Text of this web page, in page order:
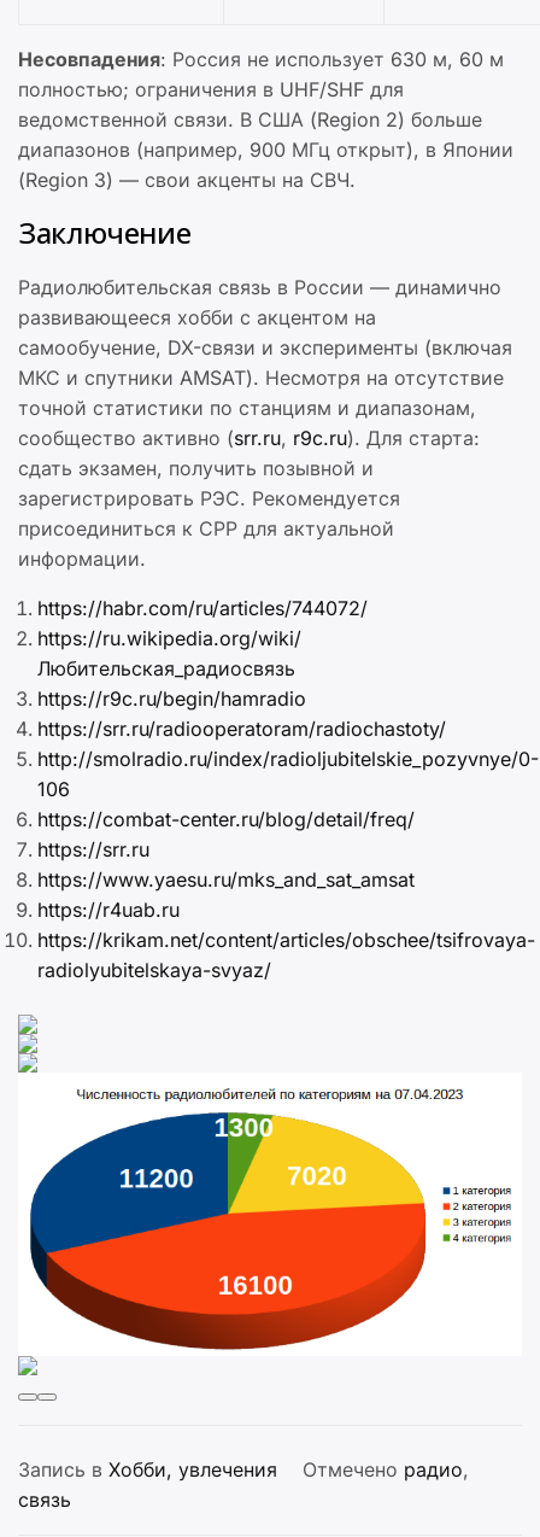
Несовпадения: Россия не использует 630 м, 60 м
полностью; ограничения в UHF/SHF для
ведомственной связи. В США (Region 2) больше
диапазонов (например, 900 МГц открыт), в Японии
(Region 3) — свои акценты на СВЧ.
Заключение
Радиолюбительская связь в России — динамично
развивающееся хобби с акцентом на
самообучение, DX-связи и эксперименты (включая
МКС и спутники AMSAT). Несмотря на отсутствие
точной статистики по станциям и диапазонам,
сообщество активно (srr.ru, r9c.ru). Для старта:
сдать экзамен, получить позывной и
зарегистрировать РЭС. Рекомендуется
присоединиться к СРР для актуальной
информации.
https://habr.com/ru/articles/744072/
https://ru.wikipedia.org/wiki/
Любительская_радиосвязь
https://r9c.ru/begin/hamradio
https://srr.ru/radiooperatoram/radiochastoty/
http://smolradio.ru/index/radioljubitelskie_pozyvnye/0-
106
https://combat-center.ru/blog/detail/freq/
https://srr.ru
https://www.yaesu.ru/mks_and_sat_amsat
https://r4uab.ru
https://krikam.net/content/articles/obschee/tsifrovaya-
radiolyubitelskaya-svyaz/
Запись в Хобби, увлечения Отмечено радио,
связь